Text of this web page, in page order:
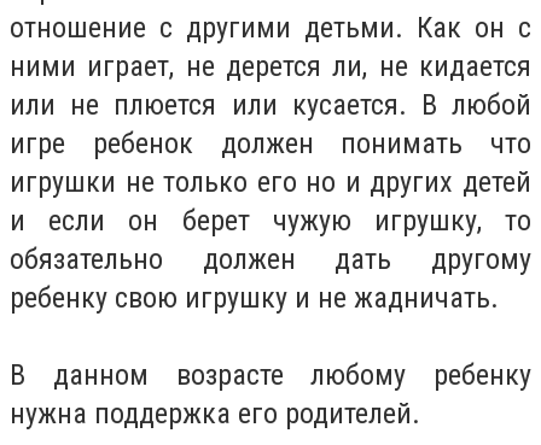
отношение с другими детьми. Как он с
ними играет, не дерется ли, не кидается
или не плюется или кусается. В любой
игре ребенок должен понимать что
игрушки не только его но и других детей
и если он берет чужую игрушку, то
обязательно должен дать другому
ребенку свою игрушку и не жадничать.
В данном возрасте любому ребенку
нужна поддержка его родителей.